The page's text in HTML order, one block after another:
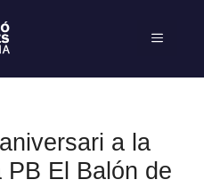
a la
PB El Balón de